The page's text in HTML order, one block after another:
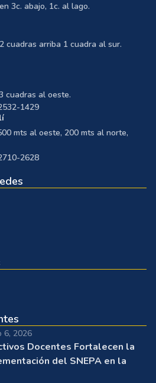
3c. abajo, 1c. al lago.
cuadras arriba 1 cuadra al sur.
cuadras al oeste.
1429
mts al oeste, 200 mts al norte,
2628
6, 2026
Docentes Fortalecen la
del SNEPA en la